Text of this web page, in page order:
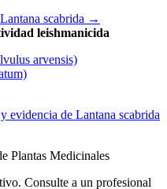
scabrida →
leishmanicida
arvensis)
evidencia de Lantana scabrida
Plantas Medicinales
Consulte a un profesional